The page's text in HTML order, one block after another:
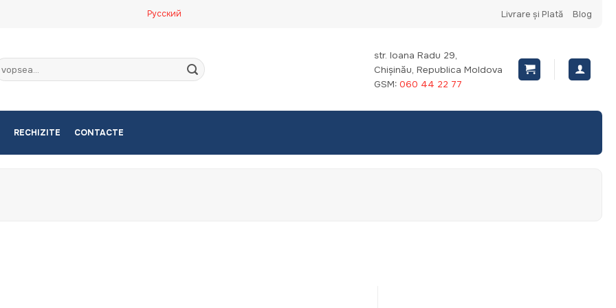
Русский Livrare și Plată Blog
str. Ioana Radu 29,
Chișinău, Republica Moldova
GSM: 060 44 22 77
RECHIZITE CONTACTE